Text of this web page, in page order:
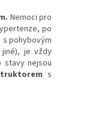
Nemoci pro
po
pohybovým
jiné), je vždy
stavy nejsou
s